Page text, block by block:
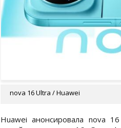
nova 16 Ultra / Huawei
Huawei анонсировала nova